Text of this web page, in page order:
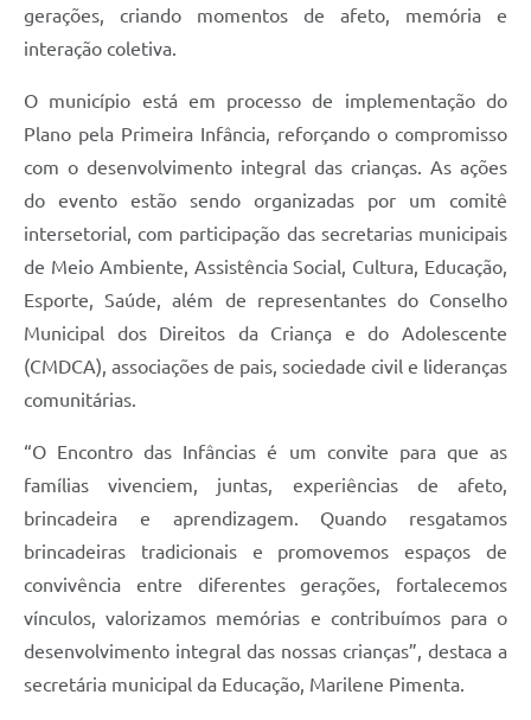
gerações, criando momentos de afeto, memória e
interação coletiva.
O município está em processo de implementação do
Plano pela Primeira Infância, reforçando o compromisso
com o desenvolvimento integral das crianças. As ações
do evento estão sendo organizadas por um comitê
intersetorial, com participação das secretarias municipais
de Meio Ambiente, Assistência Social, Cultura, Educação,
Esporte, Saúde, além de representantes do Conselho
Municipal dos Direitos da Criança e do Adolescente
(CMDCA), associações de pais, sociedade civil e lideranças
comunitárias.
“O Encontro das Infâncias é um convite para que as
famílias vivenciem, juntas, experiências de afeto,
brincadeira e aprendizagem. Quando resgatamos
brincadeiras tradicionais e promovemos espaços de
convivência entre diferentes gerações, fortalecemos
vínculos, valorizamos memórias e contribuímos para o
desenvolvimento integral das nossas crianças”, destaca a
secretária municipal da Educação, Marilene Pimenta.